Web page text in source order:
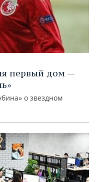
первый дом —
о звездном